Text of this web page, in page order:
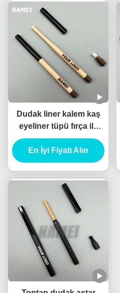
Dudak liner kalem kaş
eyeliner tüpü fırça ile
dudak liner kalem
konteyner çipper ile
özelleştirmek
En İyi Fiyatı Alın